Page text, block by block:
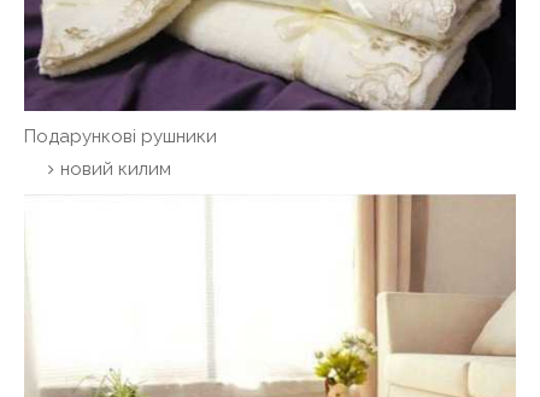
Подарункові рушники
новий килим